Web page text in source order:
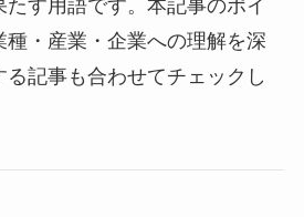
す用語です。本記事のポイ
種・産業・企業への理解を深
記事も合わせてチェックし